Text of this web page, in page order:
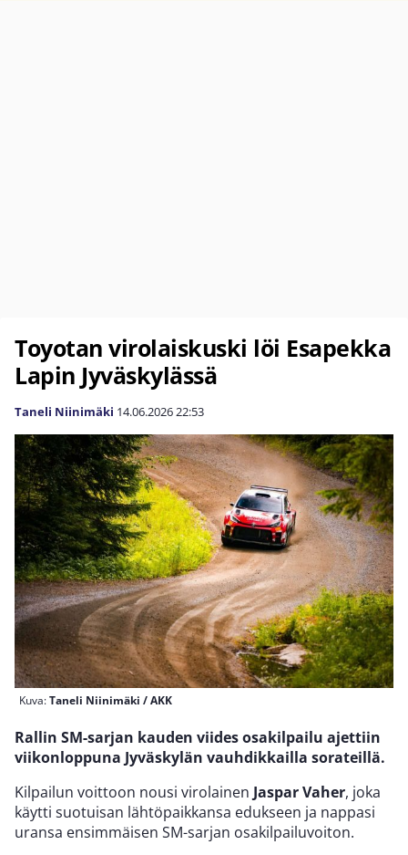
Toyotan virolaiskuski löi Esapekka
Lapin Jyväskylässä
Taneli Niinimäki 14.06.202622:53
Kuva:Taneli Niinimäki / AKK
Rallin SM-sarjan kauden viides osakilpailu ajettiin
viikonloppuna Jyväskylän vauhdikkailla sorateillä.
Kilpailun voittoon nousi virolainen Jaspar Vaher, joka
käytti suotuisan lähtöpaikkansa edukseen ja nappasi
uransa ensimmäisen SM-sarjan osakilpailuvoiton.